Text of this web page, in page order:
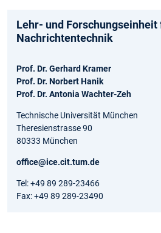
Lehr- und Forschungseinheit
Nachrichtentechnik
Prof. Dr. Gerhard Kramer
Prof. Dr. Norbert Hanik
Prof. Dr. Antonia Wachter-Zeh
Technische Universität München
Theresienstrasse 90
80333 München
office@ice.cit.tum.de
Tel: +49 89 289-23466
Fax: +49 89 289-23490